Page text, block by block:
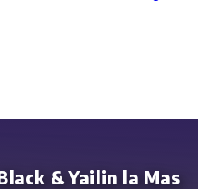
& Yailin la Mas